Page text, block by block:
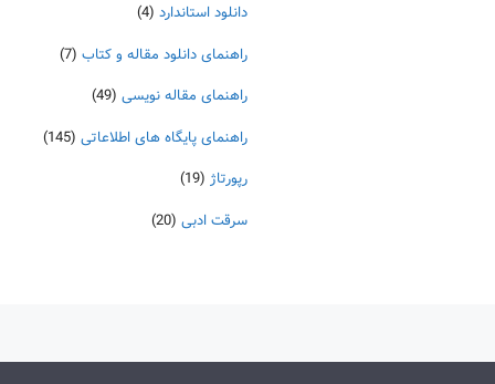
دانلود استاندارد (4)
راهنمای دانلود مقاله و کتاب (7)
راهنمای مقاله نویسی (49)
راهنمای پایگاه های اطلاعاتی (145)
رپورتاژ (19)
سرقت ادبی (20)